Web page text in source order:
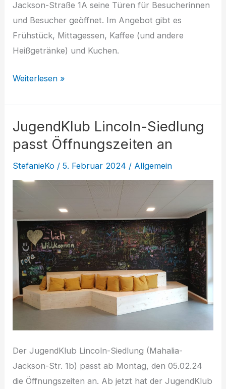
Jackson-Straße 1A seine Türen für Besucherinnen
und Besucher geöffnet. Im Angebot gibt es
Frühstück, Mittagessen, Kaffee (und andere
Heißgetränke) und Kuchen.
Café
auf
Besuch
Weiterlesen »
JugendKlub Lincoln-Siedlung
passt Öffnungszeiten an
StefanieKo /5. Februar 2024 / Allgemein
Der JugendKlub Lincoln-Siedlung (Mahalia-
Jackson-Str. 1b) passt ab Montag, den 05.02.24
die Öffnungszeiten an. Ab jetzt hat der JugendKlub